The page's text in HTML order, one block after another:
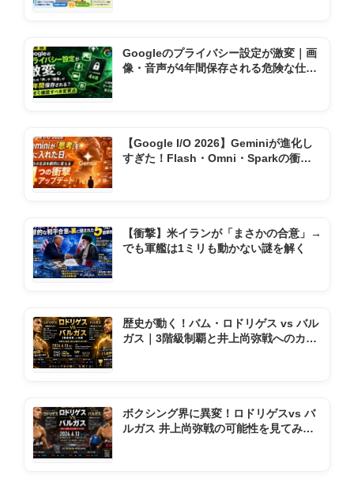
Googleのプライバシー設定が激変｜画
像・音声が4年間保存される危険な仕様
【Google I/O 2026】Geminiが進化し
すぎた！Flash・Omni・Sparkの衝撃
【衝撃】米イランが「まさかの合意」→
でも軍艦は1ミリも動かない謎を解く
歴史が動く！バム・ロドリゲス vs バル
ガス｜3階級制覇と井上尚弥戦へのカウ
ボクシング界に異変！ロドリゲスvs バ
ルガス 井上尚弥戦の可能性を見てみよ